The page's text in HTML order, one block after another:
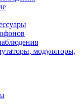
модуляторы,